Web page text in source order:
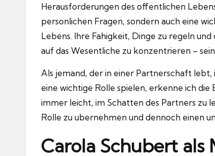
Herausforderungen des offentlichen
personlichen Fragen, sondern auch eine
Lebens. Ihre Fahigkeit, Dinge zu regeln
auf das Wesentliche zu konzentrieren –
Als jemand, der in einer Partnerschaft
eine wichtige Rolle spielen, erkenne ich die
immer leicht, im Schatten des Partners zu
Rolle zu ubernehmen und dennoch einen
Carola Schubert als